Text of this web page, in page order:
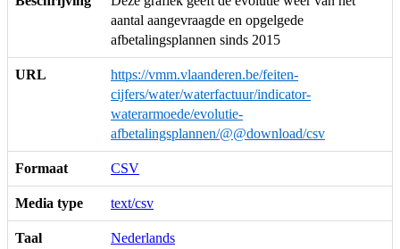
aantal aangevraagde en opgelgede
afbetalingsplannen sinds 2015
URL
https://vmm.vlaanderen.be/feiten-
cijfers/water/waterfactuur/indicator-
waterarmoede/evolutie-
afbetalingsplannen/@@download/csv
Formaat CSV
Media type text/csv
Taal Nederlands